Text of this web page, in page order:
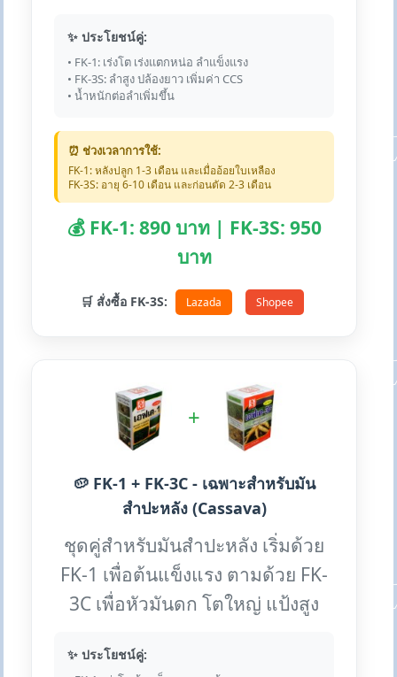
✨ ประโยชน์คู่:
• FK-1: เร่งโต เร่งแตกหน่อ ลำแข็งแรง
• FK-3S: ลำสูง ปล้องยาว เพิ่มค่า CCS
• น้ำหนักต่อลำเพิ่มขึ้น
⏰ ช่วงเวลาการใช้:
FK-1: หลังปลูก 1-3 เดือน และเมื่ออ้อยใบเหลือง
FK-3S: อายุ 6-10 เดือน และก่อนตัด 2-3 เดือน
💰 FK-1: 890 บาท | FK-3S: 950
บาท
🛒 สั่งซื้อ FK-3S: Lazada Shopee
+
🥔 FK-1 + FK-3C - เฉพาะสำหรับมัน
สำปะหลัง (Cassava)
ชุดคู่สำหรับมันสำปะหลัง เริ่มด้วย
FK-1 เพื่อต้นแข็งแรง ตามด้วย FK-
3C เพื่อหัวมันดก โตใหญ่ แป้งสูง
✨ ประโยชน์คู่: